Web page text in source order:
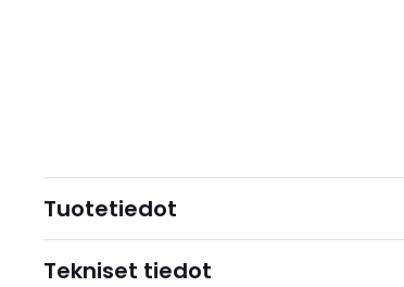
Tuotetiedot
Tekniset tiedot